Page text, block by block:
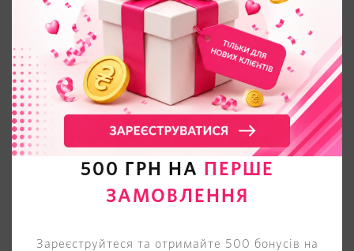
500 ГРН НА
ПЕРШЕ
ЗАМОВЛЕННЯ
Зареєструйтеся та отримайте 500 бонусів на